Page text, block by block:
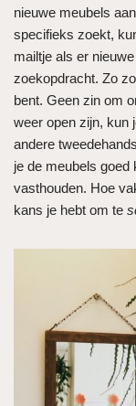
nieuwe meubels
specifieks zoekt,
mailtje als er
zoekopdracht. Zo
bent. Geen zin om
weer open zijn, kun
andere
je de meubels goed
vasthouden. Hoe
kans je hebt om te